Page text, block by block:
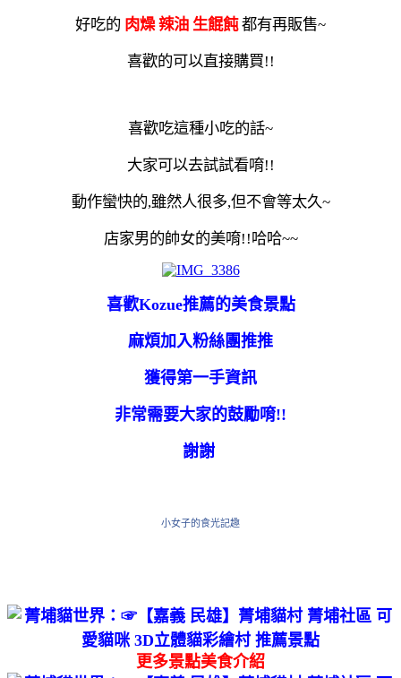
好吃的 肉燥 辣油 生餛飩都有再販售~
喜歡的可以直接購買!!
喜歡吃這種小吃的話~
大家可以去試試看唷!!
動作蠻快的,雖然人很多,但不會等太久~
店家男的帥女的美唷!!哈哈~~
喜歡Kozue推薦的美食景點
麻煩加入粉絲團推推
獲得第一手資訊
非常需要大家的鼓勵唷!!
謝謝
小女子的食光記趣
更多景點美食介紹